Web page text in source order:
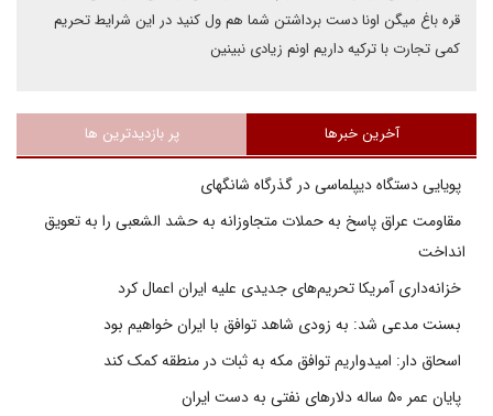
قره باغ میگن اونا دست برداشتن شما هم ول کنید در این شرایط تحریم
کمی تجارت با ترکیه داریم اونم زیادی نبینین
آخرین خبرها پر بازدیدترین ها
پویایی دستگاه دیپلماسی در گذرگاه شانگهای
مقاومت عراق پاسخ به حملات متجاوزانه به حشد الشعبی را به تعویق
انداخت
خزانه‌داری آمریکا تحریم‌های جدیدی علیه ایران اعمال کرد
بسنت مدعی شد: به زودی شاهد توافق با ایران خواهیم بود
اسحاق دار: امیدواریم توافق مکه به ثبات در منطقه کمک کند
پایان عمر ۵۰ ساله دلارهای نفتی به دست ایران